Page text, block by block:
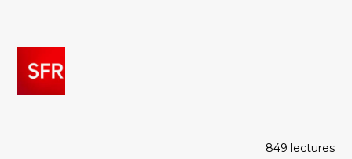
849 lectures